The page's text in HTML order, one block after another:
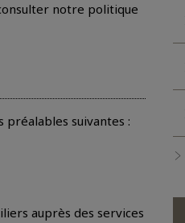
notre politique
suivantes :
auprès des services